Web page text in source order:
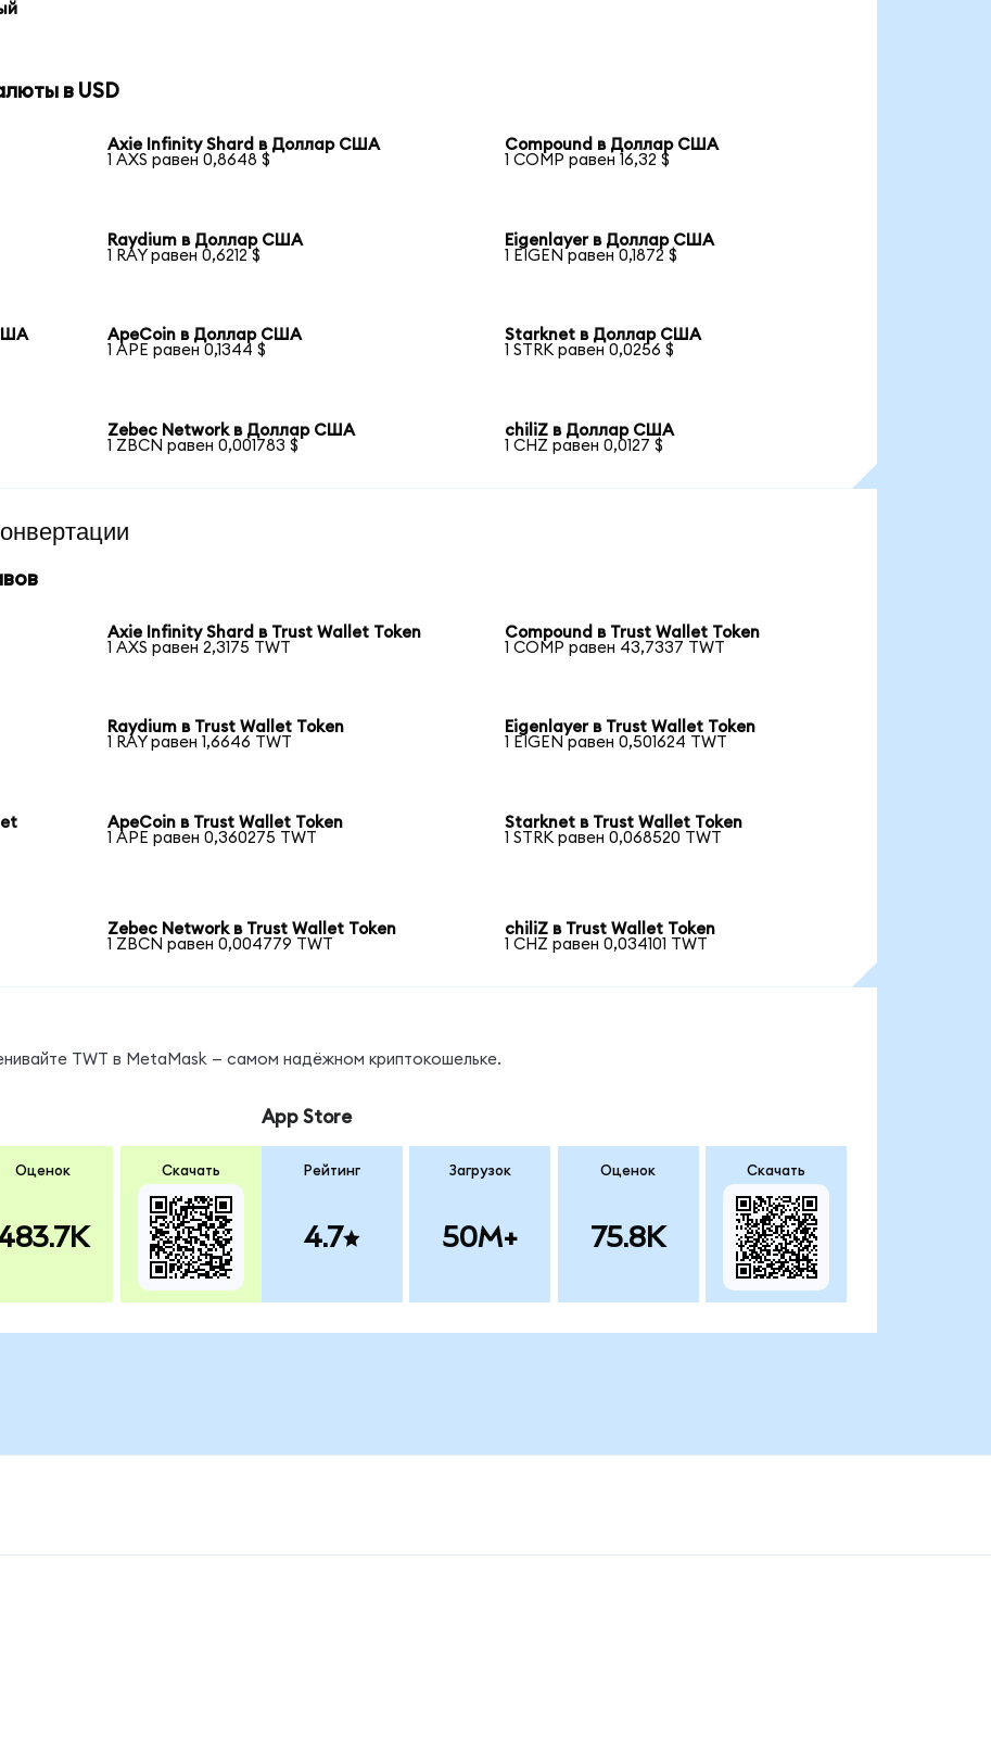
в USD
Axie Infinity Shard в Доллар США
1 AXS равен 0,8648 $
Compound в Доллар США
1 COMP равен 16,32 $
Raydium в Доллар США
1 RAY равен 0,6212 $
Eigenlayer в Доллар США
1 EIGEN равен 0,1872 $
ApeCoin в Доллар США
1 APE равен 0,1344 $
Starknet в Доллар США
1 STRK равен 0,0256 $
Zebec Network в Доллар США
1 ZBCN равен 0,001783 $
chiliZ в Доллар США
1 CHZ равен 0,0127 $
Axie Infinity Shard в Trust Wallet Token
1 AXS равен 2,3175 TWT
Compound в Trust Wallet Token
1 COMP равен 43,7337 TWT
Raydium в Trust Wallet Token
1 RAY равен 1,6646 TWT
Eigenlayer в Trust Wallet Token
1 EIGEN равен 0,501624 TWT
ApeCoin в Trust Wallet Token
1 APE равен 0,360275 TWT
Starknet в Trust Wallet Token
1 STRK равен 0,068520 TWT
Zebec Network в Trust Wallet Token
1 ZBCN равен 0,004779 TWT
chiliZ в Trust Wallet Token
1 CHZ равен 0,034101 TWT
TWT в MetaMask — самом надёжном криптокошельке.
Оценок Скачать
App Store
Рейтинг
4.7
Загрузок
50M+
Оценок
75.8K
Скачать